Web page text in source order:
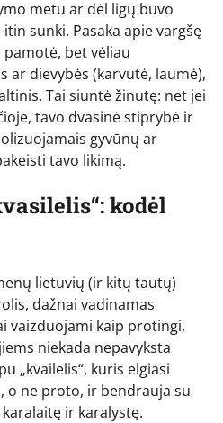
metu ar dėl ligų buvo
sunki. Pasaka apie vargšę
bet vėliau
ar dievybės (karvutė, laumė),
Tai siuntė žinutę: net jei
tavo dvasinė stiprybė ir
gyvūnų ar
tavo likimą.
kodėl
lietuvių (ir kitų tautų)
dažnai vadinamas
vaizduojami kaip protingi,
niekada nepavyksta
„kvailelis“, kuris elgiasi
o ne proto, ir bendrauja su
ir karalystę.